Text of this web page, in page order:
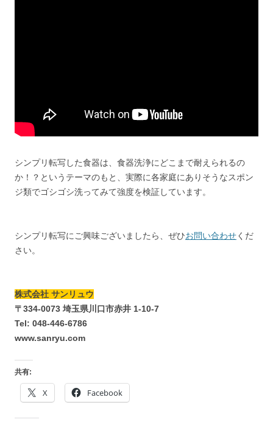
シンプリ転写した食器は、食器洗浄にどこまで耐えられるの
か！？というテーマのもと、実際に各家庭にありそうなスポン
ジ類でゴシゴシ洗ってみて強度を検証しています。
シンプリ転写にご興味ございましたら、ぜひお問い合わせくだ
さい。
株式会社 サンリュウ
〒334-0073 埼玉県川口市赤井 1-10-7
Tel: 048-446-6786
www.sanryu.com
共有:
X Facebook